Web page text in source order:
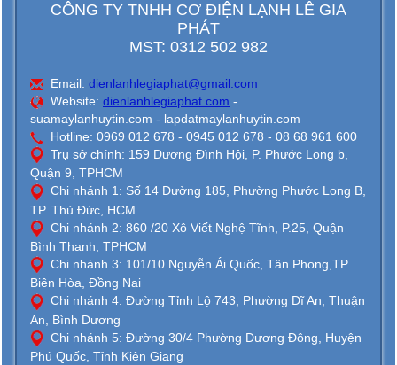
CÔNG TY TNHH CƠ ĐIỆN LẠNH LÊ GIA
PHÁT
MST: 0312 502 982
Email: dienlanhlegiaphat@gmail.com
Website: dienlanhlegiaphat.com -
suamaylanhuytin.com - lapdatmaylanhuytin.com
Hotline: 0969 012 678 - 0945 012 678 - 08 68 961 600
Trụ sở chính: 159 Dương Đình Hội, P. Phước Long b,
Quận 9, TPHCM
Chi nhánh 1: Số 14 Đường 185, Phường Phước Long B,
TP. Thủ Đức, HCM
Chi nhánh 2: 860 /20 Xô Viết Nghệ Tĩnh, P.25, Quận
Bình Thạnh, TPHCM
Chi nhánh 3: 101/10 Nguyễn Ái Quốc, Tân Phong,TP.
Biên Hòa, Đồng Nai
Chi nhánh 4: Đường Tỉnh Lộ 743, Phường Dĩ An, Thuận
An, Bình Dương
Chi nhánh 5: Đường 30/4 Phường Dương Đông, Huyện
Phú Quốc, Tỉnh Kiên Giang